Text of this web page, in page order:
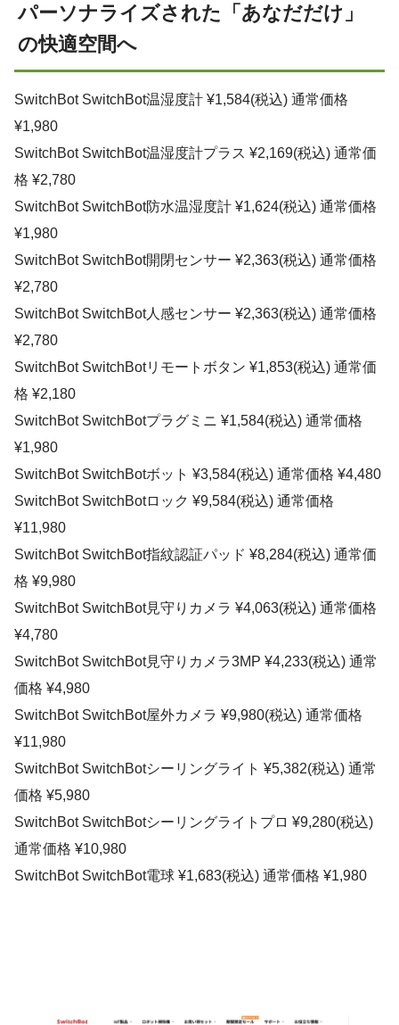
パーソナライズされた「あなだだけ」
の快適空間へ
SwitchBot SwitchBot温湿度計 ¥1,584(税込) 通常価格
¥1,980
SwitchBot SwitchBot温湿度計プラス ¥2,169(税込) 通常価
格 ¥2,780
SwitchBot SwitchBot防水温湿度計 ¥1,624(税込) 通常価格
¥1,980
SwitchBot SwitchBot開閉センサー ¥2,363(税込) 通常価格
¥2,780
SwitchBot SwitchBot人感センサー ¥2,363(税込) 通常価格
¥2,780
SwitchBot SwitchBotリモートボタン ¥1,853(税込) 通常価
格 ¥2,180
SwitchBot SwitchBotプラグミニ ¥1,584(税込) 通常価格
¥1,980
SwitchBot SwitchBotボット ¥3,584(税込) 通常価格 ¥4,480
SwitchBot SwitchBotロック ¥9,584(税込) 通常価格
¥11,980
SwitchBot SwitchBot指紋認証パッド ¥8,284(税込) 通常価
格 ¥9,980
SwitchBot SwitchBot見守りカメラ ¥4,063(税込) 通常価格
¥4,780
SwitchBot SwitchBot見守りカメラ3MP ¥4,233(税込) 通常
価格 ¥4,980
SwitchBot SwitchBot屋外カメラ ¥9,980(税込) 通常価格
¥11,980
SwitchBot SwitchBotシーリングライト ¥5,382(税込) 通常
価格 ¥5,980
SwitchBot SwitchBotシーリングライトプロ ¥9,280(税込)
通常価格 ¥10,980
SwitchBot SwitchBot電球 ¥1,683(税込) 通常価格 ¥1,980